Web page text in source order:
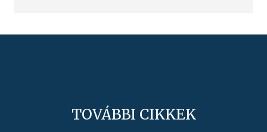
TOVÁBBI CIKKEK